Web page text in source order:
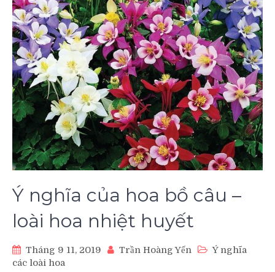
Ý nghĩa của hoa bồ câu –
loài hoa nhiệt huyết
Tháng 9 11, 2019 Trần Hoàng Yến
Ý nghĩa
các loài hoa